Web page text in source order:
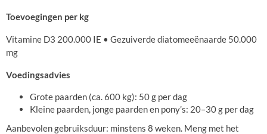
Toevoegingen per kg
Vitamine D3 200.000 IE • Gezuiverde diatomeeënaarde 50.000
mg
Voedingsadvies
Grote paarden (ca. 600 kg): 50 g per dag
Kleine paarden, jonge paarden en pony’s: 20–30 g per dag
Aanbevolen gebruiksduur: minstens 8 weken. Meng met het